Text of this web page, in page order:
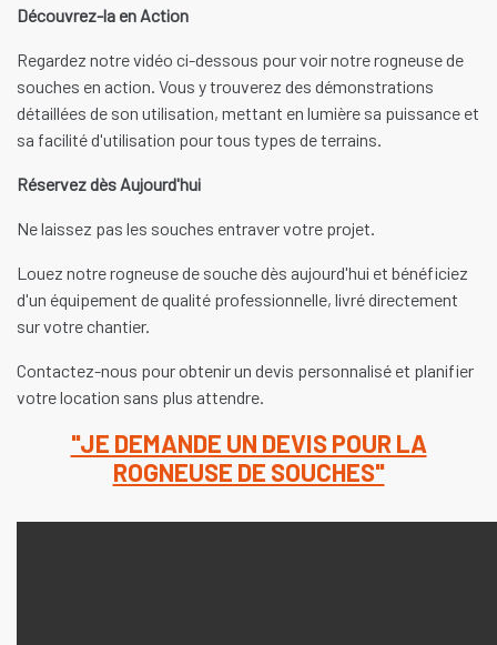
Découvrez-la en Action
Regardez notre vidéo ci-dessous pour voir notre rogneuse de
souches en action. Vous y trouverez des démonstrations
détaillées de son utilisation, mettant en lumière sa puissance et
sa facilité d'utilisation pour tous types de terrains.
Réservez dès Aujourd'hui
Ne laissez pas les souches entraver votre projet.
Louez notre rogneuse de souche dès aujourd'hui et bénéficiez
d'un équipement de qualité professionnelle, livré directement
sur votre chantier.
Contactez-nous pour obtenir un devis personnalisé et planifier
votre location sans plus attendre.
"JE DEMANDE UN DEVIS POUR LA
ROGNEUSE DE SOUCHES"